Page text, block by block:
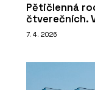
Pětičlenná
čtverečních.
7. 4. 2026